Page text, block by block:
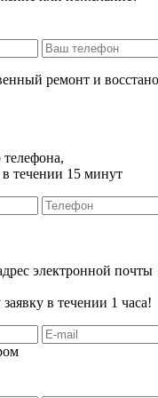
ремонт и
течении 15 минут
электронной почты
в течении 1 часа!